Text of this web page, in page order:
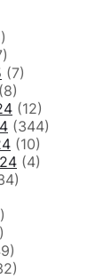
(7)
(8)
(12)
(344)
(10)
(4)